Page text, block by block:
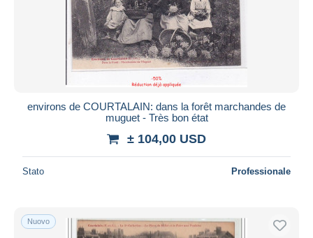
environs de COURTALAIN: dans la forêt marchandes de
muguet - Très bon état
± 104,00 USD
Stato Professionale
Nuovo